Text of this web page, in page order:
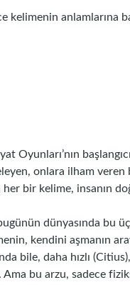
kelimenin anlamlarına
Oyunları’nın
onlara ilham
her bir kelime, insanın
dünyasında bu
kendini aşmanın
bile, daha hızlı
bu arzu, sadece